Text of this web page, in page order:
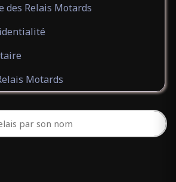
des Relais Motards
Motards